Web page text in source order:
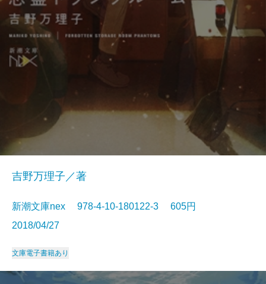
吉野万理子／著
新潮文庫nex 978-4-10-180122-3 605円
2018/04/27
文庫電子書籍あり